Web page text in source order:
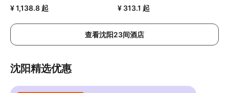
¥ 1,138.8 起 ¥ 313.1 起
查看沈阳23间酒店
沈阳精选优惠